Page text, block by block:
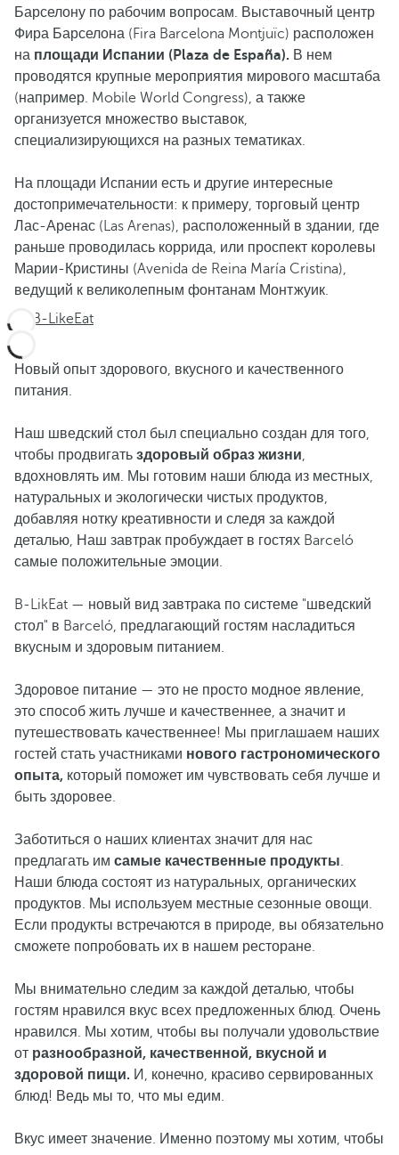
Барселону по рабочим вопросам. Выставочный центр
Фира Барселона (Fira Barcelona Montjuïc) расположен
на площади Испании (Plaza de España). В нем
проводятся крупные мероприятия мирового масштаба
(например. Mobile World Congress), а также
организуется множество выставок,
специализирующихся на разных тематиках.
На площади Испании есть и другие интересные
достопримечательности: к примеру, торговый центр
Лас-Аренас (Las Arenas), расположенный в здании, где
раньше проводилась коррида, или проспект королевы
Марии-Кристины (Avenida de Reina María Cristina),
ведущий к великолепным фонтанам Монтжуик.
B-LikeEat
Новый опыт здорового, вкусного и качественного
питания.
Наш шведский стол был специально создан для того,
чтобы продвигать здоровый образ жизни,
вдохновлять им. Мы готовим наши блюда из местных,
натуральных и экологически чистых продуктов,
добавляя нотку креативности и следя за каждой
деталью, Наш завтрак пробуждает в гостях Barceló
самые положительные эмоции.
B-LikEat — новый вид завтрака по системе "шведский
стол" в Barceló, предлагающий гостям насладиться
вкусным и здоровым питанием.
Здоровое питание — это не просто модное явление,
это способ жить лучше и качественнее, а значит и
путешествовать качественнее! Мы приглашаем наших
гостей стать участниками нового гастрономического
опыта, который поможет им чувствовать себя лучше и
быть здоровее.
Заботиться о наших клиентах значит для нас
предлагать им самые качественные продукты.
Наши блюда состоят из натуральных, органических
продуктов. Мы используем местные сезонные овощи.
Если продукты встречаются в природе, вы обязательно
сможете попробовать их в нашем ресторане.
Мы внимательно следим за каждой деталью, чтобы
гостям нравился вкус всех предложенных блюд. Очень
нравился. Мы хотим, чтобы вы получали удовольствие
от разнообразной, качественной, вкусной и
здоровой пищи. И, конечно, красиво сервированных
блюд! Ведь мы то, что мы едим.
Вкус имеет значение. Именно поэтому мы хотим, чтобы